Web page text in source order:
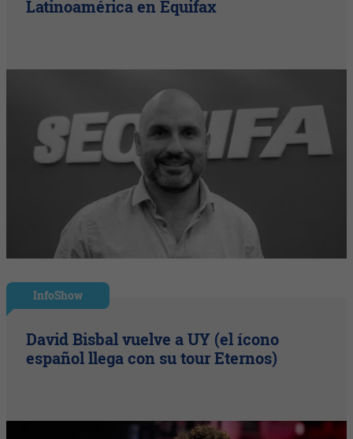
Latinoamérica en Equifax
InfoShow
David Bisbal vuelve a UY (el ícono
español llega con su tour Eternos)